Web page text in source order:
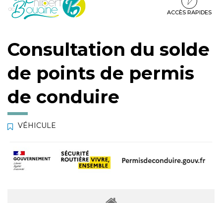
contenu
pied
ACCÈS RAPIDES
Consultation du solde
de points de permis
de conduire
VÉHICULE